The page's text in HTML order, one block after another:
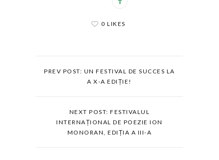
0 LIKES
PREV POST: UN FESTIVAL DE SUCCES LA
A X-A EDIȚIE!
NEXT POST: FESTIVALUL
INTERNAȚIONAL DE POEZIE ION
MONORAN, EDIȚIA A III-A